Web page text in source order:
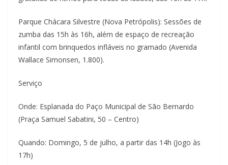
Parque Chácara Silvestre (Nova Petrópolis): Sessões de
zumba das 15h às 16h, além de espaço de recreação
infantil com brinquedos infláveis no gramado (Avenida
Wallace Simonsen, 1.800).
Serviço
Onde: Esplanada do Paço Municipal de São Bernardo
(Praça Samuel Sabatini, 50 – Centro)
Quando: Domingo, 5 de julho, a partir das 14h (Jogo às
17h)